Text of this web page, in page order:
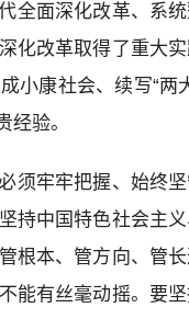
全面深化改革、系
化改革取得了重大
小康社会、续写“两
验。
须牢牢把握、始终
持中国特色社会主
根本、管方向、管
能有丝毫动摇。要